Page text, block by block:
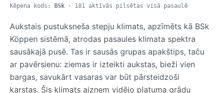
Kēpena kods: BSk · 181 aktīvās pilsētas visā pasaulē
Aukstais pustuksneša stepju klimats, apzīmēts kā BSk
Köppen sistēmā, atrodas pasaules klimata spektra
sausākajā pusē. Tas ir sausās grupas apakštips, taču
ar pavērsienu: ziemas ir izteikti aukstas, bieži vien
bargas, savukārt vasaras var būt pārsteidzoši
karstas. Šis klimats aizņem vidējo platuma grādu